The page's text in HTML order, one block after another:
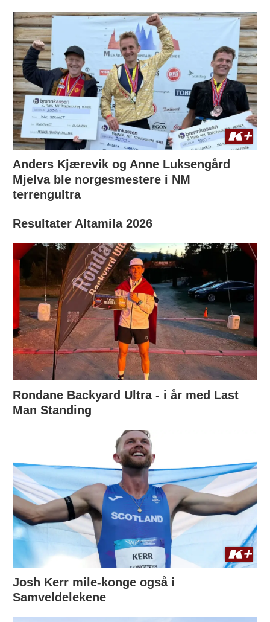
Anders Kjærevik og Anne Luksengård
Mjelva ble norgesmestere i NM
terrengultra
Resultater Altamila 2026
Rondane Backyard Ultra - i år med Last
Man Standing
Josh Kerr mile-konge også i
Samveldelekene